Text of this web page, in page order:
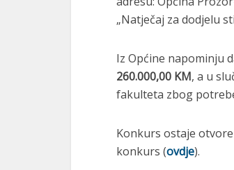
„Natječaj za dodjelu
Iz Općine napominju
260.000,00 KM, a u
fakulteta zbog
Konkurs ostaje
konkurs (ovdje).